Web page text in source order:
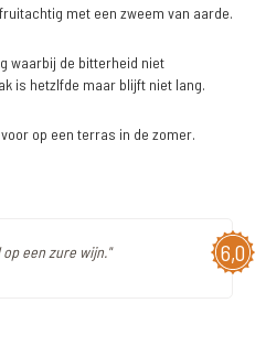
met een zweem van aarde.
waarbij de bitterheid niet
is hetzlfde maar blijft niet lang.
op een terras in de zomer.
6,0
op een zure wijn."